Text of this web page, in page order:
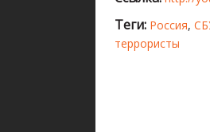
Теги: Россия,
террористы